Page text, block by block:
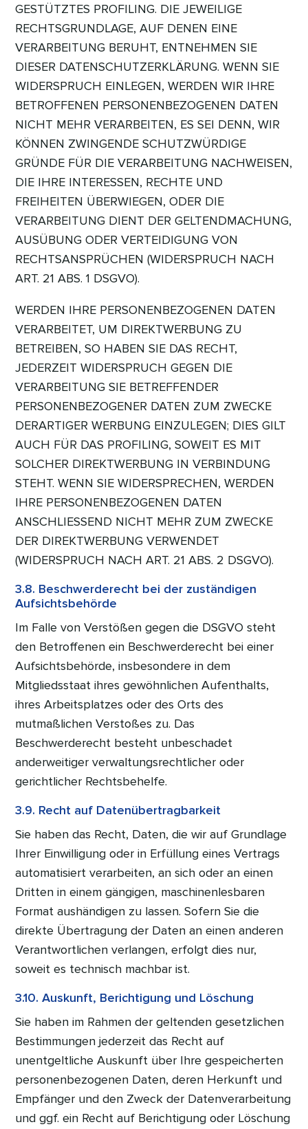
GESTÜTZTES PROFILING. DIE JEWEILIGE
RECHTSGRUNDLAGE, AUF DENEN EINE
VERARBEITUNG BERUHT, ENTNEHMEN SIE
DIESER DATENSCHUTZERKLÄRUNG. WENN SIE
WIDERSPRUCH EINLEGEN, WERDEN WIR IHRE
BETROFFENEN PERSONENBEZOGENEN DATEN
NICHT MEHR VERARBEITEN, ES SEI DENN, WIR
KÖNNEN ZWINGENDE SCHUTZWÜRDIGE
GRÜNDE FÜR DIE VERARBEITUNG NACHWEISEN,
DIE IHRE INTERESSEN, RECHTE UND
FREIHEITEN ÜBERWIEGEN, ODER DIE
VERARBEITUNG DIENT DER GELTENDMACHUNG,
AUSÜBUNG ODER VERTEIDIGUNG VON
RECHTSANSPRÜCHEN (WIDERSPRUCH NACH
ART. 21 ABS. 1 DSGVO).
WERDEN IHRE PERSONENBEZOGENEN DATEN
VERARBEITET, UM DIREKTWERBUNG ZU
BETREIBEN, SO HABEN SIE DAS RECHT,
JEDERZEIT WIDERSPRUCH GEGEN DIE
VERARBEITUNG SIE BETREFFENDER
PERSONENBEZOGENER DATEN ZUM ZWECKE
DERARTIGER WERBUNG EINZULEGEN; DIES GILT
AUCH FÜR DAS PROFILING, SOWEIT ES MIT
SOLCHER DIREKTWERBUNG IN VERBINDUNG
STEHT. WENN SIE WIDERSPRECHEN, WERDEN
IHRE PERSONENBEZOGENEN DATEN
ANSCHLIESSEND NICHT MEHR ZUM ZWECKE
DER DIREKTWERBUNG VERWENDET
(WIDERSPRUCH NACH ART. 21 ABS. 2 DSGVO).
3.8. Beschwerderecht bei der zuständigen
Aufsichtsbehörde
Im Falle von Verstößen gegen die DSGVO steht
den Betroffenen ein Beschwerderecht bei einer
Aufsichtsbehörde, insbesondere in dem
Mitgliedsstaat ihres gewöhnlichen Aufenthalts,
ihres Arbeitsplatzes oder des Orts des
mutmaßlichen Verstoßes zu. Das
Beschwerderecht besteht unbeschadet
anderweitiger verwaltungsrechtlicher oder
gerichtlicher Rechtsbehelfe.
3.9. Recht auf Datenübertragbarkeit
Sie haben das Recht, Daten, die wir auf Grundlage
Ihrer Einwilligung oder in Erfüllung eines Vertrags
automatisiert verarbeiten, an sich oder an einen
Dritten in einem gängigen, maschinenlesbaren
Format aushändigen zu lassen. Sofern Sie die
direkte Übertragung der Daten an einen anderen
Verantwortlichen verlangen, erfolgt dies nur,
soweit es technisch machbar ist.
3.10. Auskunft, Berichtigung und Löschung
Sie haben im Rahmen der geltenden gesetzlichen
Bestimmungen jederzeit das Recht auf
unentgeltliche Auskunft über Ihre gespeicherten
personenbezogenen Daten, deren Herkunft und
Empfänger und den Zweck der Datenverarbeitung
und ggf. ein Recht auf Berichtigung oder Löschung